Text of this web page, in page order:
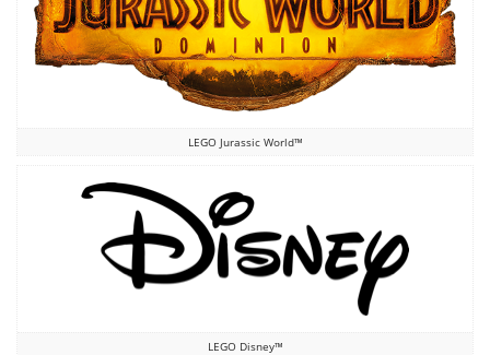
LEGO Jurassic World™
LEGO Disney™